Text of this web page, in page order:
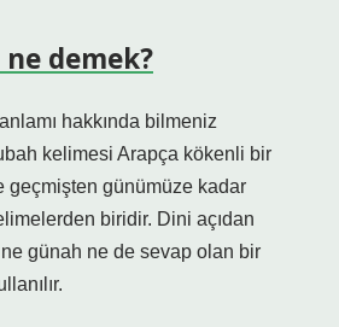
demek?
hakkında bilmeniz
kelimesi Arapça kökenli bir
geçmişten günümüze kadar
biridir. Dini açıdan
ne günah ne de sevap olan bir